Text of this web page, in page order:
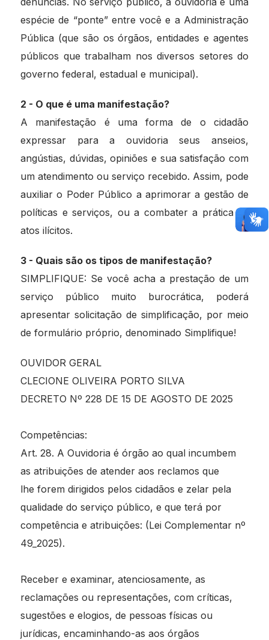
espécie de “ponte” entre você e a Administração
Pública (que são os órgãos, entidades e agentes
públicos que trabalham nos diversos setores do
governo federal, estadual e municipal).
2 - O que é uma manifestação?
A manifestação é uma forma de o cidadão
expressar para a ouvidoria seus anseios,
angústias, dúvidas, opiniões e sua satisfação com
um atendimento ou serviço recebido. Assim, pode
auxiliar o Poder Público a aprimorar a gestão de
políticas e serviços, ou a combater a prática de
atos ilícitos.
3 - Quais são os tipos de manifestação?
SIMPLIFIQUE: Se você acha a prestação de um
serviço público muito burocrática, poderá
apresentar solicitação de simplificação, por meio
de formulário próprio, denominado Simplifique!
OUVIDOR GERAL
CLECIONE OLIVEIRA PORTO SILVA
DECRETO Nº 228 DE 15 DE AGOSTO DE 2025
Competências:
Art. 28. A Ouvidoria é órgão ao qual incumbem
as atribuições de atender aos reclamos que
lhe forem dirigidos pelos cidadãos e zelar pela
qualidade do serviço público, e que terá por
competência e atribuições: (Lei Complementar nº
49_2025).
Receber e examinar, atenciosamente, as
reclamações ou representações, com críticas,
sugestões e elogios, de pessoas físicas ou
jurídicas, encaminhando-as aos órgãos